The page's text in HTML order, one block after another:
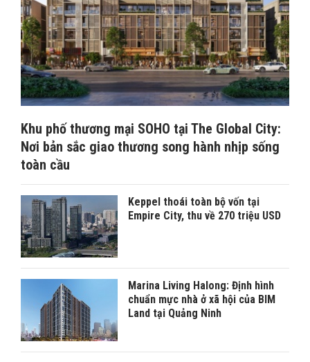
Khu phố thương mại SOHO tại The Global City:
Nơi bản sắc giao thương song hành nhịp sống
toàn cầu
Keppel thoái toàn bộ vốn tại
Empire City, thu về 270 triệu USD
Marina Living Halong: Định hình
chuẩn mực nhà ở xã hội của BIM
Land tại Quảng Ninh